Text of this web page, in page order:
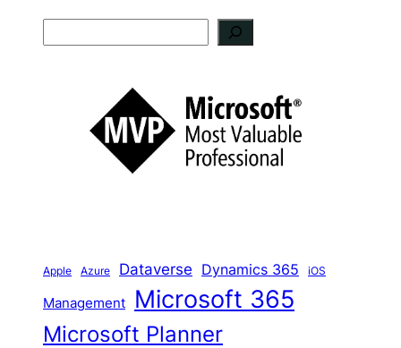
Apple Azure Dataverse Dynamics 365 iOS
Management Microsoft 365
Microsoft Planner